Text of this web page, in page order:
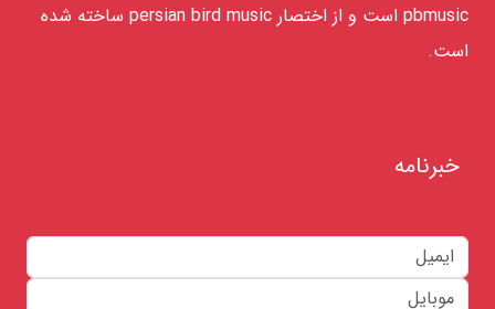
pbmusic است و از اختصار persian bird music ساخته شده
است.
خبرنامه